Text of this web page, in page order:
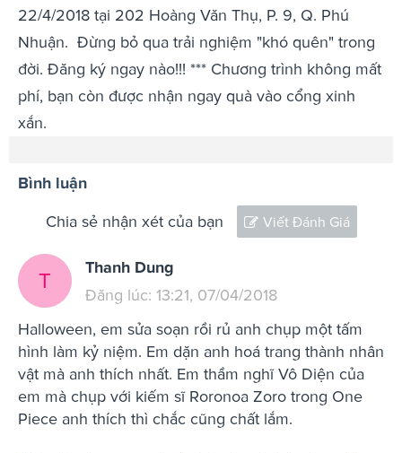
22/4/2018 tại 202 Hoàng Văn Thụ, P. 9, Q. Phú
Nhuận. Đừng bỏ qua trải nghiệm "khó quên" trong
đời. Đăng ký ngay nào!!! *** Chương trình không mất
phí, bạn còn được nhận ngay quà vào cổng xinh
xắn.
Bình luận
Chia sẻ nhận xét của bạn Viết Đánh Giá
T
Thanh Dung
Đăng lúc: 13:21, 07/04/2018
Halloween, em sửa soạn rồi rủ anh chụp một tấm
hình làm kỷ niệm. Em dặn anh hoá trang thành nhân
vật mà anh thích nhất. Em thầm nghĩ Vô Diện của
em mà chụp với kiếm sĩ Roronoa Zoro trong One
Piece anh thích thì chắc cũng chất lắm.